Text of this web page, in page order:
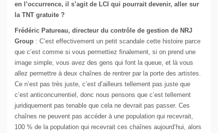
en l’occurrence, il s’agit de LCI qui pourrait devenir, aller sur
la TNT gratuite ?
Frédéric Patureau, directeur du contrôle de gestion de NRJ
Group : C’est effectivement un petit scandale cette histoire parce
que c’est comme si vous permettiez finalement, si on prend une
image simple, vous avez des gens qui font la queue, et là vous
allez permettre à deux chaînes de rentrer par la porte des artistes.
Ce n’est pas très juste, c’est d’ailleurs tellement pas juste que
c’est anticoncurrentiel, donc nous pensons que c’est tellement
juridiquement pas tenable que cela ne devrait pas passer. Ces
chaînes ne peuvent pas accéder à une population qui recevrait,
100 % de la population qui recevrait ces chaînes aujourd’hui, alors